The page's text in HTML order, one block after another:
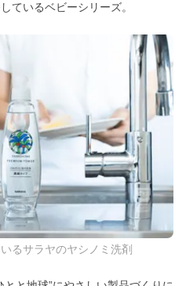
ているベビーシリーズ。
るサラヤのヤシノミ洗剤